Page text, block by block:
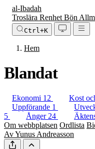
al-Ibadah
Troslära Renhet Bön
Ctrl+K
Hem
Blandat
Ekonomi 12 Kost
Uppförande 1
5
Ånger 24
Om webbplatsen Ordlista
Av Yunus Andreasson